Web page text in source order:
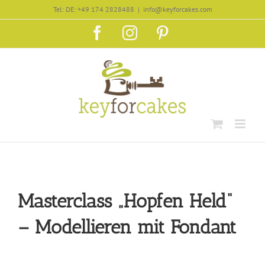
Inhalt
Tel: DE: +49 174 2828488 | info@keyforcakes.com
FacebookInstagram
Masterclass „Hopfen Held“
– Modellieren mit Fondant